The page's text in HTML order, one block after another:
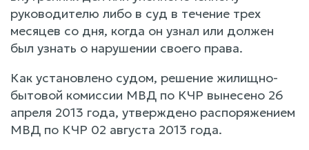
руководителю либо в суд в течение трех
месяцев со дня, когда он узнал или должен
был узнать о нарушении своего права.
Как установлено судом, решение жилищно-
бытовой комиссии МВД по КЧР вынесено 26
апреля 2013 года, утверждено распоряжением
МВД по КЧР 02 августа 2013 года.